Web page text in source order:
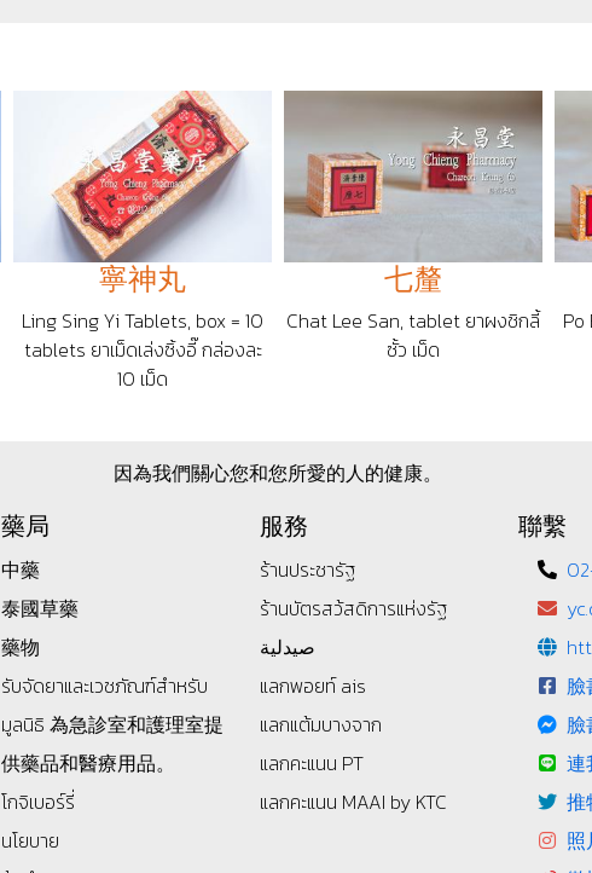
寧神丸
Ling Sing Yi Tablets, box = 10
tablets ยาเม็ดเล่งซิ้งอี๊ กล่องละ
10 เม็ด
七釐
Chat Lee San, tablet ยาผงชิกลี้
ซั้ว เม็ด
因為我們關心您和您所愛的人的健康。
藥局
中藥
泰國草藥
藥物
รับจัดยาและเวชภัณฑ์สำหรับ
มูลนิธิ 為急診室和護理室提
供藥品和醫療用品。
โกจิเบอร์รี่
นโยบาย
服務
ร้านประชารัฐ
ร้านบัตรสว้สดิการแห่งรัฐ
صيدلية
แลกพอยท์ ais
แลกแต้มบางจาก
แลกคะแนน PT
แลกคะแนน MAAI by KTC
聯繫
臉
臉
連
推
照